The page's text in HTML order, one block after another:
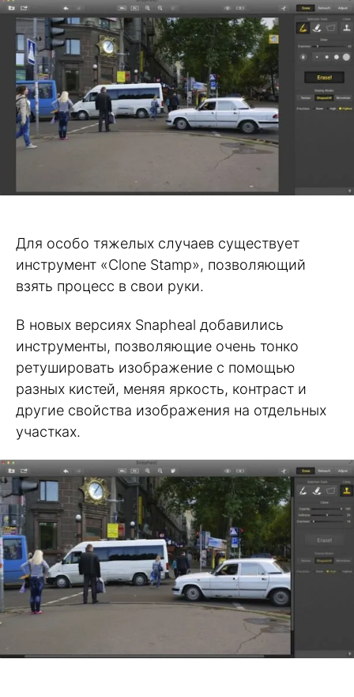
Для особо тяжелых случаев существует
инструмент «Clone Stamp», позволяющий
взять процесс в свои руки.
В новых версиях Snapheal добавились
инструменты, позволяющие очень тонко
ретушировать изображение с помощью
разных кистей, меняя яркость, контраст и
другие свойства изображения на отдельных
участках.